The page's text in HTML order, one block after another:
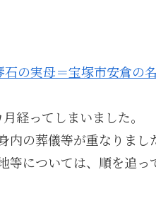
石の実母＝宝塚市安倉の
経ってしまいました。
の葬儀等が重なりまし
については、順を追っ